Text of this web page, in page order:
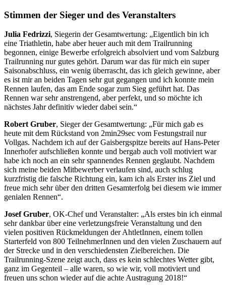
Stimmen der Sieger und des Veranstalters
Julia Fedrizzi, Siegerin der Gesamtwertung: „Eigentlich bin ich
eine Triathletin, habe aber heuer auch mit dem Trailrunning
begonnen, einige Bewerbe erfolgreich absolviert und vom Salzburg
Trailrunning nur gutes gehört. Darum war das für mich ein super
Saisonabschluss, ein wenig überrascht, das ich gleich gewinne, aber
es ist mir an beiden Tagen sehr gut gegangen und ich konnte mein
Rennen laufen, das am Ende sogar zum Sieg geführt hat. Das
Rennen war sehr anstrengend, aber perfekt, und so möchte ich
nächstes Jahr definitiv wieder dabei sein.“
Robert Gruber, Sieger der Gesamtwertung: „Für mich gab es
heute mit dem Rückstand von 2min29sec vom Festungstrail nur
Vollgas. Nachdem ich auf der Gaisbergspitze bereits auf Hans-Peter
Innerhofer aufschließen konnte und bergab auch voll motiviert war
habe ich noch an ein sehr spannendes Rennen geglaubt. Nachdem
sich meine beiden Mitbewerber verlaufen sind, auch schlug
kurzfristig die falsche Richtung ein, kam ich als Erster ins Ziel und
freue mich sehr über den dritten Gesamterfolg bei diesem wie immer
genialen Rennen“.
Josef Gruber, OK-Chef und Veranstalter: „Als erstes bin ich einmal
sehr dankbar über eine verletzungsfreie Veranstaltung und den
vielen positiven Rückmeldungen der AhtletInnen, einem tollen
Starterfeld von 800 TeilnehmerInnen und den vielen Zuschauern auf
der Strecke und in den verschiedensten Zielbereichen. Die
Trailrunning-Szene zeigt auch, dass es kein schlechtes Wetter gibt,
ganz im Gegenteil – alle waren, so wie wir, voll motiviert und
freuen uns schon wieder auf die achte Austragung 2018!“